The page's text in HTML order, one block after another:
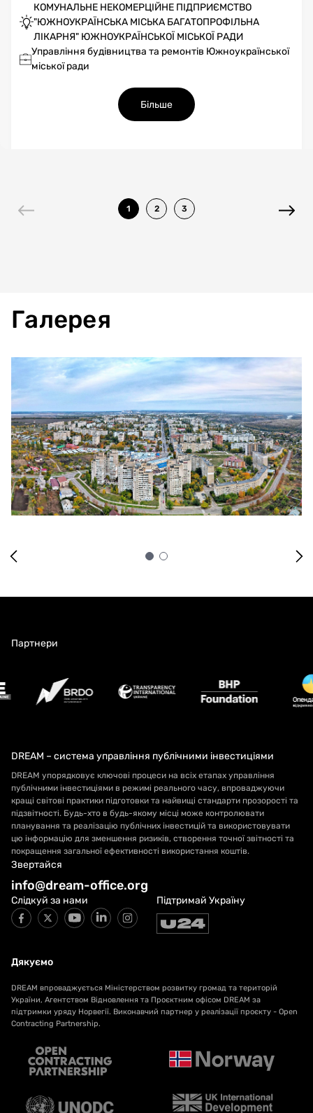
КОМУНАЛЬНЕ НЕКОМЕРЦІЙНЕ ПІДПРИЄМСТВО
"ЮЖНОУКРАЇНСЬКА МІСЬКА БАГАТОПРОФІЛЬНА
ЛІКАРНЯ" ЮЖНОУКРАЇНСЬКОЇ МІСЬКОЇ РАДИ
Управління будівництва та ремонтів Южноукраїнської
міської ради
Більше
1 2 3
Галерея
Партнери
DREAM – система управління публічними інвестиціями
DREAM упорядковує ключові процеси на всіх етапах управління
публічними інвестиціями в режимі реального часу, впроваджуючи
кращі світові практики підготовки та найвищі стандарти прозорості та
підзвітності. Будь-хто в будь-якому місці може контролювати
планування та реалізацію публічних інвестицій та використовувати
цю інформацію для зменшення ризиків, створення точної звітності та
покращення загальної ефективності використання коштів.
Звертайся
info@dream-office.org
Слідкуй за нами Підтримай Україну
Дякуємо
DREAM впроваджується Міністерством розвитку громад та територій
України, Агентством Відновлення та Проєктним офісом DREAM за
підтримки уряду Норвегії. Виконавчий партнер у реалізації проєкту - Open
Contracting Partnership.